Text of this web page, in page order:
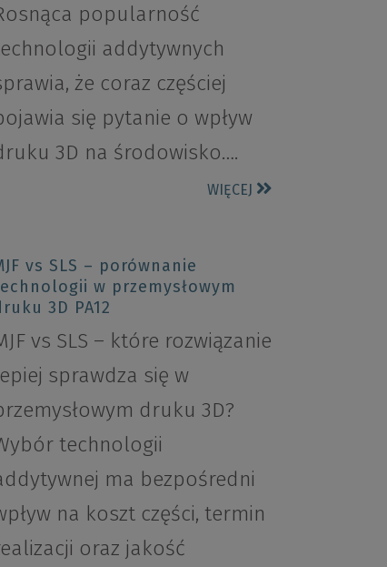
popularność
addytywnych
że coraz częściej
się pytanie o wpływ
3D na środowisko….
WIĘCEJ
vs SLS – porównanie
w przemysłowym
3D PA12
vs SLS – które rozwiązanie
sprawdza się w
druku 3D?
technologii
ma bezpośredni
na koszt części, termin
oraz jakość